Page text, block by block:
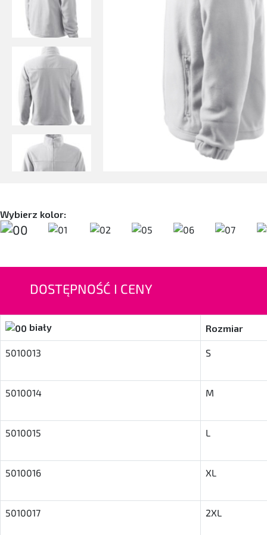
Wybierz kolor:
DOSTĘPNOŚĆ I CENY
biały Rozmiar
5010013 S
5010014 M
5010015 L
5010016 XL
5010017 2XL